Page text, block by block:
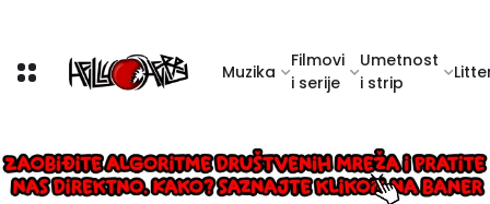
Muzika
Filmovi
i serije
Umetnost
i strip